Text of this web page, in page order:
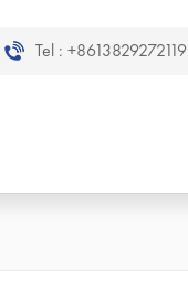
Tel : +8613829272119